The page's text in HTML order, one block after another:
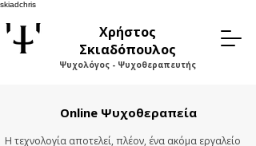
skiadchris
Ψυχολόγος - Ψυχοθεραπευτής
Χρήστος
Σκιαδόπουλος
Online Ψυχοθεραπεία
Η τεχνολογία αποτελεί, πλέον, ένα ακόμα εργαλείο